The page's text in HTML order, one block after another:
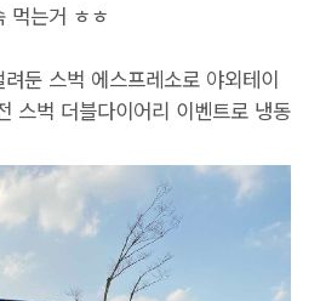
먹는거 ㅎㅎ
둔 스벅 에스프레소로 야외테이
스벅 더블다이어리 이벤트로 냉동